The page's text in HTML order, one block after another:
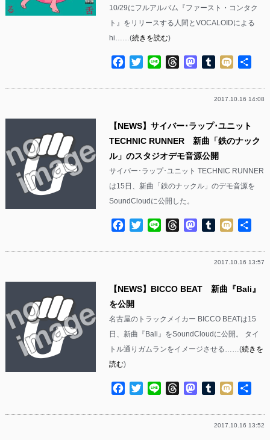
10/29にフルアルバム『ファースト・コンタク
ト』をリリースする人間とVOCALOIDによる
hi……(続きを読む)
Facebook
TwitterLine ThreadsMastodon
Tumblr
Mixi
2017.10.16 14:08
【NEWS】サイバー･ラップ･ユニット
TECHNIC RUNNER 新曲「鉄のナック
ル」のスタジオデモ音源公開
サイバー･ラップ･ユニット TECHNIC RUNNER
は15日、新曲「鉄のナックル」のデモ音源を
SoundCloudに公開した。
Facebook
TwitterLine ThreadsMastodon
Tumblr
Mixi
2017.10.16 13:57
【NEWS】BICCO BEAT 新曲『Bali』
を公開
名古屋のトラックメイカー BICCO BEATは15
日、新曲『Bali』をSoundCloudに公開。 タイ
トル通りガムランをイメージさせる……(続きを
読む)
Facebook
TwitterLine ThreadsMastodon
Tumblr
Mixi
2017.10.16 13:52